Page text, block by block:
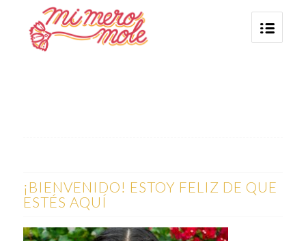
¡BIENVENIDO! ESTOY FELIZ DE QUE
ESTÉS AQUÍ